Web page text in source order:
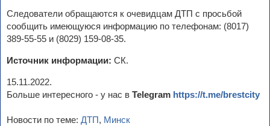
Следователи обращаются к очевидцам ДТП с просьбой
сообщить имеющуюся информацию по телефонам: (8017)
389-55-55 и (8029) 159-08-35.
Источник информации: СК.
15.11.2022.
Больше интересного - у нас в Telegram https://t.me/brestcity
Новости по теме: ДТП, Минск